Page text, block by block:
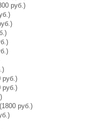
руб.)
руб.)
руб.)
(1800 руб.)